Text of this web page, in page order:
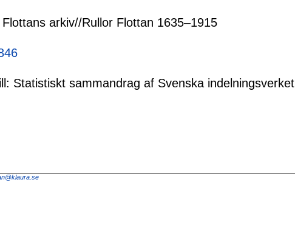
arkiv//Rullor Flottan 1635–1915
Statistiskt sammandrag af Svenska indelningsverket